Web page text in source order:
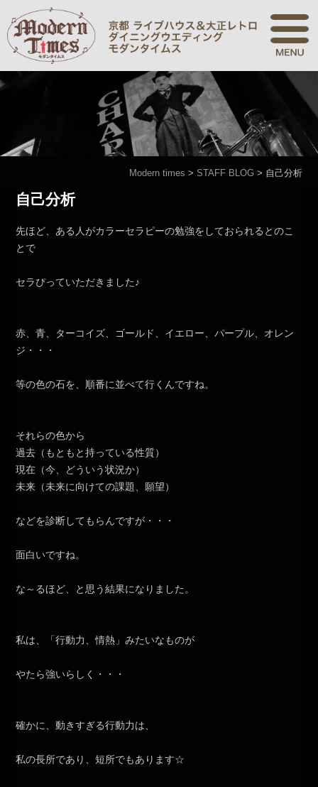
Modern times > STAFF BLOG > 自己分析
自己分析
先ほど、ある人がカラーセラピーの勉強をしておられるとのこ
とで
セラぴっていただきました♪
赤、青、ターコイズ、ゴールド、イエロー、パープル、オレン
ジ・・・
等の色の石を、順番に並べて行くんですね。
それらの色から
過去（もともと持っている性質）
現在（今、どういう状況か）
未来（未来に向けての課題、願望）
などを診断してもらんですが・・・
面白いですね。
な～るほど、と思う結果になりました。
私は、「行動力、情熱」みたいなものが
やたら強いらしく・・・
確かに、動きすぎる行動力は、
私の長所であり、短所でもあります☆